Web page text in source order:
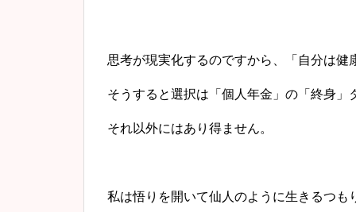
思考が現実化するのですから、「自分は
そうすると選択は「個人年金」の「終身」
それ以外にはあり得ません。
私は悟りを開いて仙人のように生きるつも